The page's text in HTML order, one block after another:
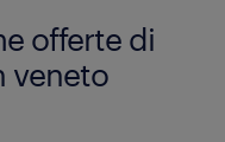
offerte di
veneto